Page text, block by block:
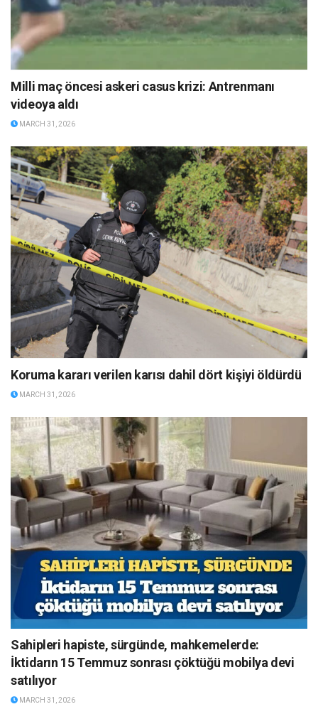
Milli maç öncesi askeri casus krizi: Antrenmanı
videoya aldı
MARCH 31, 2026
Koruma kararı verilen karısı dahil dört kişiyi öldürdü
MARCH 31, 2026
Sahipleri hapiste, sürgünde, mahkemelerde:
İktidarın 15 Temmuz sonrası çöktüğü mobilya devi
satılıyor
MARCH 31, 2026